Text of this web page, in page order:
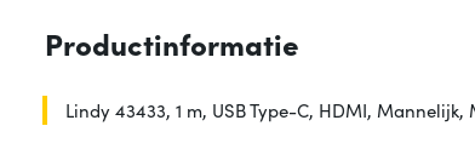
Productinformatie
Lindy 43433, 1 m, USB Type-C, HDMI,